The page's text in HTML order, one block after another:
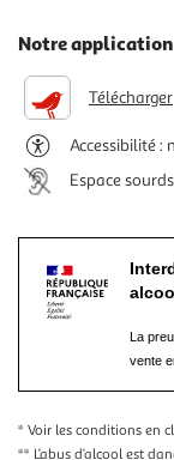
Notre application
Télécharger
Accessibilité :
Espace
La
vente
* Voir les conditions en
** L’abus d’alcool est